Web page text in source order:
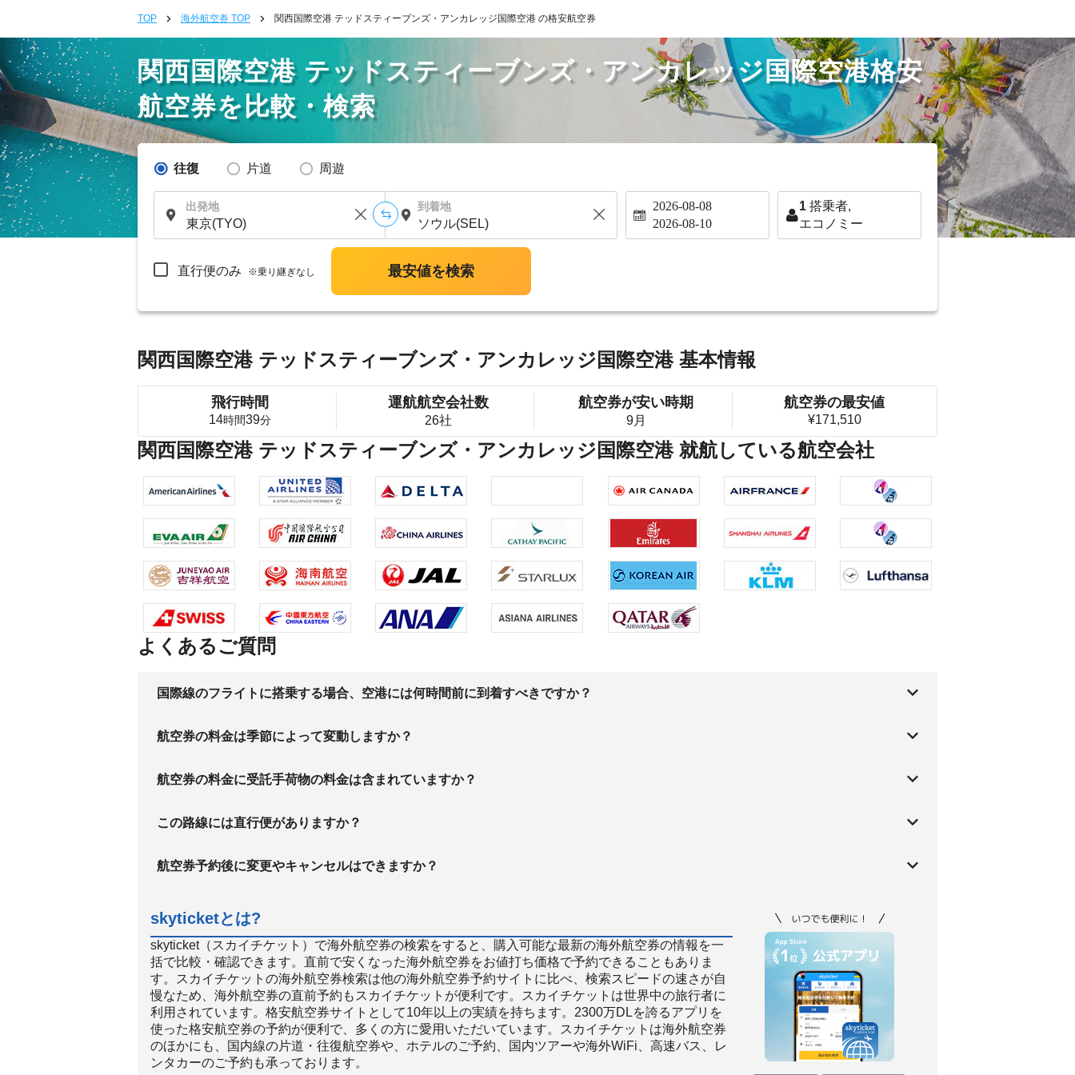
TOP 海外航空券 TOP 関西国際空港 テッドスティーブンズ・アンカレッジ国際空港 の格安航空券
関西国際空港 テッドスティーブンズ・アンカレッジ国際空港格安
航空券を比較・検索
往復 片道 周遊
出発地 到着地 2026-08-08
2026-08-10
1 搭乗者,
エコノミー
直行便のみ ※乗り継ぎなし 最安値を検索
関西国際空港 テッドスティーブンズ・アンカレッジ国際空港 基本情報
飛行時間
14時間39分
運航航空会社数
26社
航空券が安い時期
9月
航空券の最安値
¥171,510
関西国際空港 テッドスティーブンズ・アンカレッジ国際空港 就航している航空会社
よくあるご質問
国際線のフライトに搭乗する場合、空港には何時間前に到着すべきですか？
航空券の料金は季節によって変動しますか？
航空券の料金に受託手荷物の料金は含まれていますか？
この路線には直行便がありますか？
航空券予約後に変更やキャンセルはできますか？
skyticketとは?
skyticket（スカイチケット）で海外航空券の検索をすると、購入可能な最新の海外航空券の情報を一
括で比較・確認できます。直前で安くなった海外航空券をお値打ち価格で予約できることもありま
す。スカイチケットの海外航空券検索は他の海外航空券予約サイトに比べ、検索スピードの速さが自
慢なため、海外航空券の直前予約もスカイチケットが便利です。スカイチケットは世界中の旅行者に
利用されています。格安航空券サイトとして10年以上の実績を持ちます。2300万DLを誇るアプリを
使った格安航空券の予約が便利で、多くの方に愛用いただいています。スカイチケットは海外航空券
のほかにも、国内線の片道・往復航空券や、ホテルのご予約、国内ツアーや海外WiFi、高速バス、レ
ンタカーのご予約も承っております。